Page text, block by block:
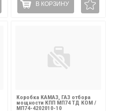
В КОРЗИНУ
Коробка КАМАЗ, ГАЗ отбора
мощности КПП МП74 ТД КОМ /
МП74-4202010-10